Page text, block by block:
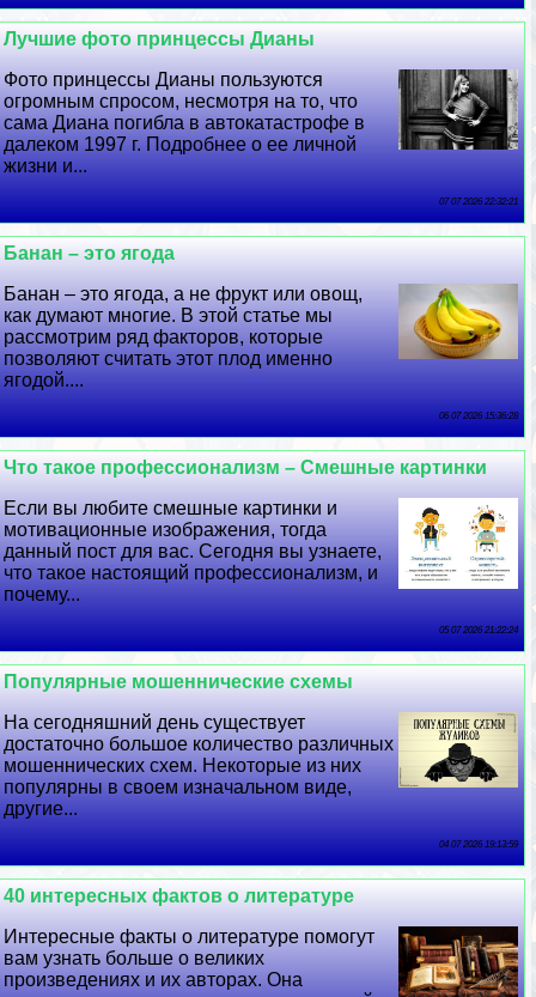
Лучшие фото принцессы Дианы
Фото принцессы Дианы пользуются
огромным спросом, несмотря на то, что
сама Диана погибла в автокатастрофе в
далеком 1997 г. Подробнее о ее личной
жизни и...
07 07 2026 22:32:21
Банан – это ягода
Банан – это ягода, а не фрукт или овощ,
как думают многие. В этой статье мы
рассмотрим ряд факторов, которые
позволяют считать этот плод именно
ягодой....
06 07 2026 15:36:28
Что такое профессионализм – Смешные картинки
Если вы любите смешные картинки и
мотивационные изображения, тогда
данный пост для вас. Сегодня вы узнаете,
что такое настоящий профессионализм, и
почему...
05 07 2026 21:22:24
Популярные мошеннические схемы
На сегодняшний день существует
достаточно большое количество различных
мошеннических схем. Некоторые из них
популярны в своем изначальном виде,
другие...
04 07 2026 19:13:59
40 интересных фактов о литературе
Интересные факты о литературе помогут
вам узнать больше о великих
произведениях и их авторах. Она